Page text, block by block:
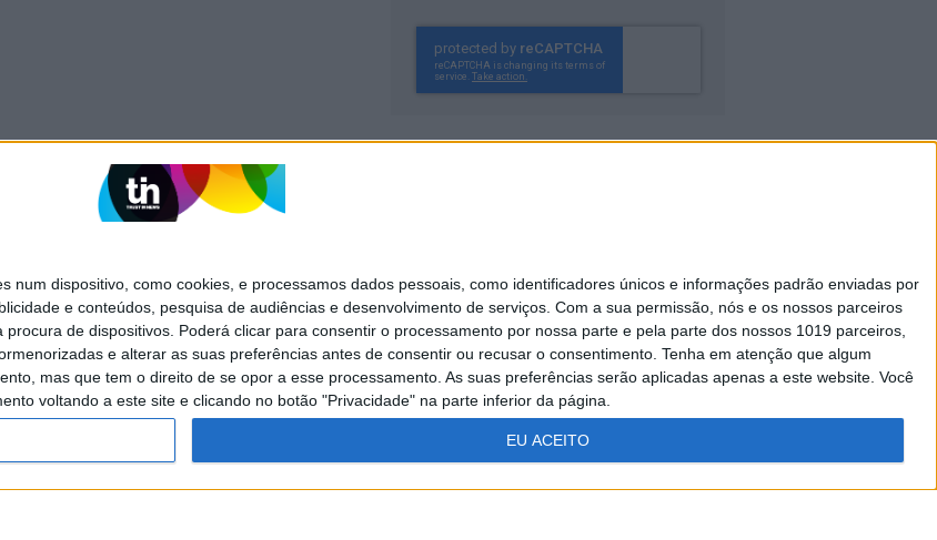
num dispositivo, como cookies, e processamos dados pessoais, como identificadores únicos e informações padrão enviadas por
e conteúdos, pesquisa de audiências e desenvolvimento de serviços. Com a sua permissão, nós e os nossos parceiros
de dispositivos. Poderá clicar para consentir o processamento por nossa parte e pela parte dos nossos 1019 parceiros,
e alterar as suas preferências antes de consentir ou recusar o consentimento. Tenha em atenção que algum
mas que tem o direito de se opor a esse processamento. As suas preferências serão aplicadas apenas a este website. Você
voltando a este site e clicando no botão "Privacidade" na parte inferior da página.
EU ACEITO
SITES DO GRUPO TRUST IN NEWS
Exame Informática Jornal de Letras
Visão Júnior
Visão + Visão Se7e A Nossa Prima